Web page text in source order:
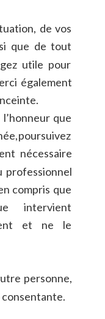
de vos
que de tout
utile pour
également
l’honneur que
poursuivez
nécessaire
professionnel
compris que
intervient
et ne
le
personne,